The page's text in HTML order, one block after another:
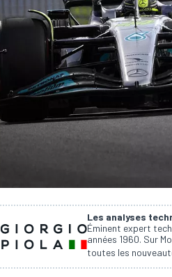
Les analyses
Éminent expert
années 1960. Sur
toutes les